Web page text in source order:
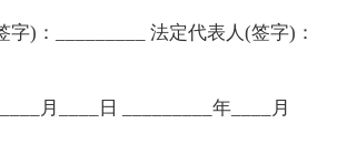
字)：_________ 法定代表人(签字)：
____月____日 _________年____月